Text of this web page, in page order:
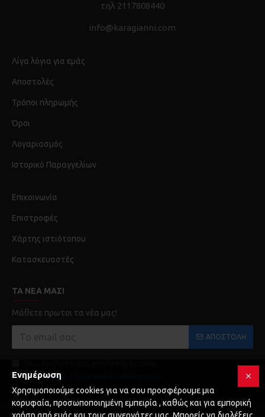
τηλ 2117808440
info@karagianni.com
Λίγα λόγια για εμάς
Αποστολές
Τρόποι πληρωμής
Όροι
Λογαριασμός
Ιστορικό Παραγγελίων
Επικοινωνία
Επιστροφές
Χάρτης ιστιότοπου
Κατασκευαστές
ΤΑ ΝΈΑ ΜΑΣ!
Μάθετε πρωτοι τα νέα μας!
ΑΠΟΣΤΟΛΉ
Προστασία Προσωπικών Δεδομένων
Ενημέρωση
Χρησιμοποιούμε cookies για να σου προσφέρουμε μια
κορυφαία, προσωποποιημένη εμπειρία , καθώς και για εμπορική